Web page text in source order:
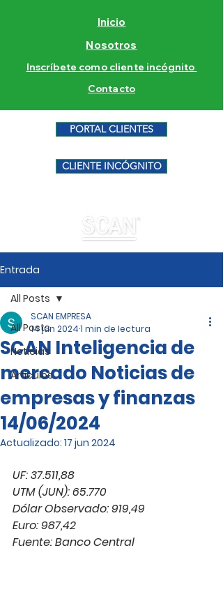
Inicio
Nosotros
Inscríbete como cliente incógnito
Contacto
PORTAL CLIENTES
CLIENTE INCÓGNITO
Entrada
All Posts
Noticias
Artículos
All Posts
SCAN Inteligencia de
mercado Noticias de
empresas y finanzas
14/06/2024
SCAN EMPRESA
14 jun 20241 min de lectura
Actualizado: 17 jun 2024
UF: 37.511,88
UTM (JUN): 65.770
Dólar Observado: 919,49
Euro: 987,42
Fuente: Banco Central